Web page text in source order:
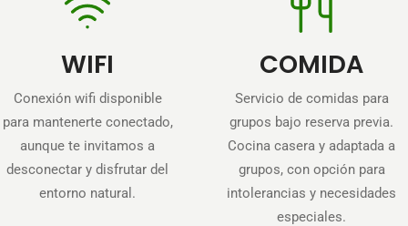
WIFI
Conexión wifi disponible
para mantenerte conectado,
aunque te invitamos a
desconectar y disfrutar del
entorno natural.
COMIDA
Servicio de comidas para
grupos bajo reserva previa.
Cocina casera y adaptada a
grupos, con opción para
intolerancias y necesidades
especiales.